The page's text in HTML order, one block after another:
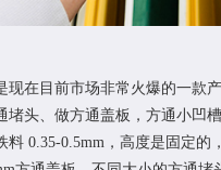
现在目前市场非常火爆的一款
堵头、做方通盖板，方通小凹
料 0.35-0.5mm，高度是固定的